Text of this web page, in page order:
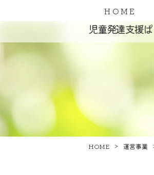
HOME
児童発達支援
HOME 運営事業